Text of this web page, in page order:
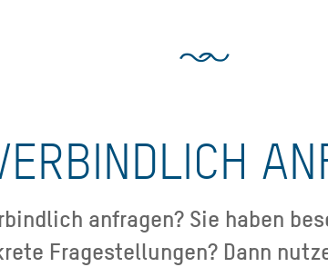
anfragen? Sie haben
Fragestellungen? Dann